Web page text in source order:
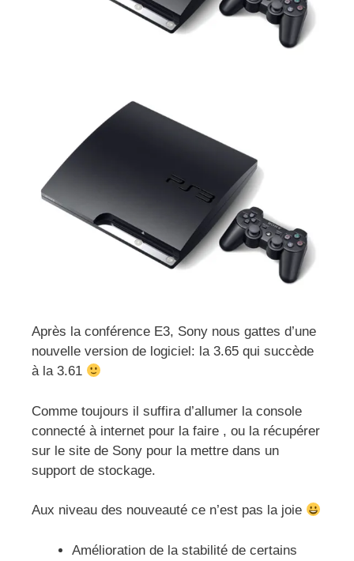
Après la conférence E3, Sony nous gattes d’une
nouvelle version de logiciel: la 3.65 qui succède
à la 3.61
Comme toujours il suffira d’allumer la console
connecté à internet pour la faire , ou la récupérer
sur le site de Sony pour la mettre dans un
support de stockage.
Aux niveau des nouveauté ce n’est pas la joie
Amélioration de la stabilité de certains